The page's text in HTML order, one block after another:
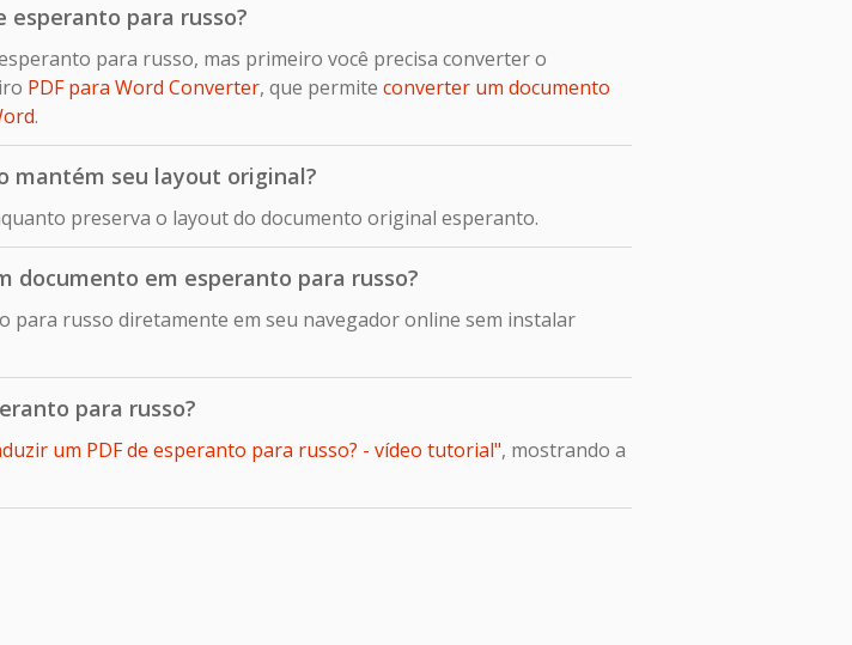
para russo?
para russo, mas primeiro você precisa converter o
PDF para Word Converter, que permite converter um documento
.
mantém seu layout original?
preserva o layout do documento original esperanto.
documento em esperanto para russo?
russo diretamente em seu navegador online sem instalar
para russo?
um PDF de esperanto para russo? - vídeo tutorial", mostrando a